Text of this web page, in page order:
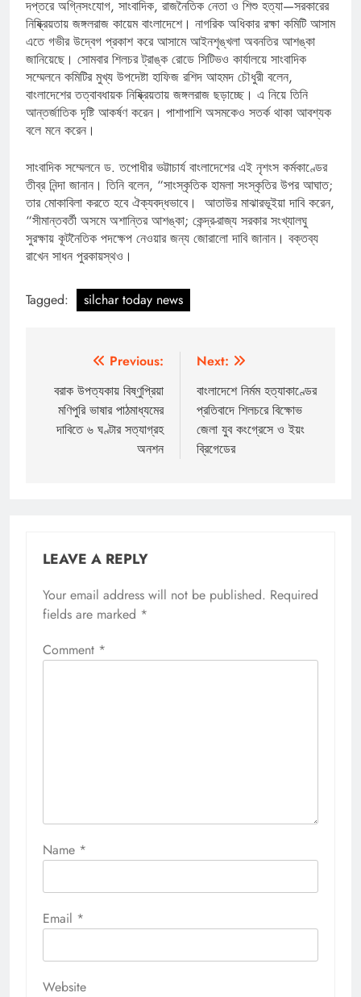
দপ্তরে অগ্নিসংযোগ, সাংবাদিক, রাজনৈতিক নেতা ও শিশু হত্যা—সরকারের
নিষ্ক্রিয়তায় জঙ্গলরাজ কায়েম বাংলাদেশে। নাগরিক অধিকার রক্ষা কমিটি আসাম
এতে গভীর উদ্বেগ প্রকাশ করে আসামে আইনশৃঙ্খলা অবনতির আশঙ্কা
জানিয়েছে। সোমবার শিলচর ট্রাঙ্ক রোডে সিটিভও কার্যালয়ে সাংবাদিক
সম্মেলনে কমিটির মুখ্য উপদেষ্টা হাফিজ রশিদ আহমদ চৌধুরী বলেন,
বাংলাদেশের তত্বাবধায়ক নিষ্ক্রিয়তায় জঙ্গলরাজ ছড়াচ্ছে। এ নিয়ে তিনি
আন্তর্জাতিক দৃষ্টি আকর্ষণ করেন। পাশাপাশি অসমকেও সতর্ক থাকা আবশ্যক
বলে মনে করেন।
সাংবাদিক সম্মেলনে ড. তপোধীর ভট্টাচার্য বাংলাদেশের এই নৃশংস কর্মকাণ্ডের
তীব্র নিন্দা জানান। তিনি বলেন, “সাংস্কৃতিক হামলা সংস্কৃতির উপর আঘাত;
তার মোকাবিলা করতে হবে ঐক্যবদ্ধভাবে। আতাউর মাঝারভূইয়া দাবি করেন,
“সীমান্তবর্তী অসমে অশান্তির আশঙ্কা; কেন্দ্র-রাজ্য সরকার সংখ্যালঘু
সুরক্ষায় কূটনৈতিক পদক্ষেপ নেওয়ার জন্য জোরালো দাবি জানান। বক্তব্য
রাখেন সাধন পুরকায়স্থও।
Tagged: silchar today news
navigation
Previous:
বরাক উপত্যকায় বিষ্ণুপ্রিয়া
মণিপুরি ভাষার পাঠমাধ্যমের
দাবিতে ৬ ঘণ্টার সত্যাগ্রহ
অনশন
Next:
বাংলাদেশে নির্মম হত্যাকাণ্ডের
প্রতিবাদে শিলচরে বিক্ষোভ
জেলা যুব কংগ্রেসে ও ইয়ং
ব্রিগেডের
LEAVE A REPLY
Your email address will not be published. Required
fields are marked *
Comment *
Name *
Email *
Website